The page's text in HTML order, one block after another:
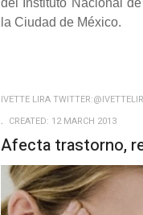
del Instituto Nacional
la Ciudad de México.
IVETTE LIRA
CREATED: 12 MARCH 2013
Afecta trastorno,